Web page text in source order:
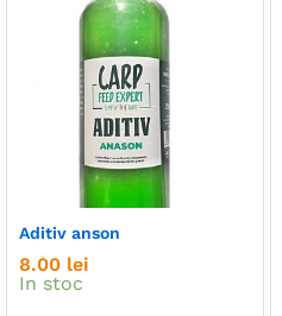
Aditiv anson
8.00 lei
In stoc